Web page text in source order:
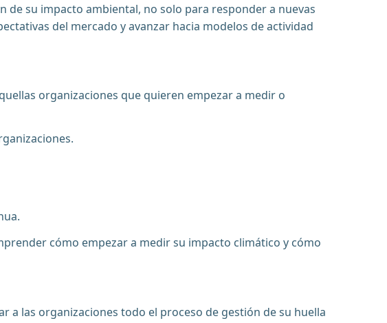
de su impacto ambiental, no solo para responder a nuevas
del mercado y avanzar hacia modelos de actividad
organizaciones que quieren empezar a medir o
cómo empezar a medir su impacto climático y cómo
las organizaciones todo el proceso de gestión de su huella